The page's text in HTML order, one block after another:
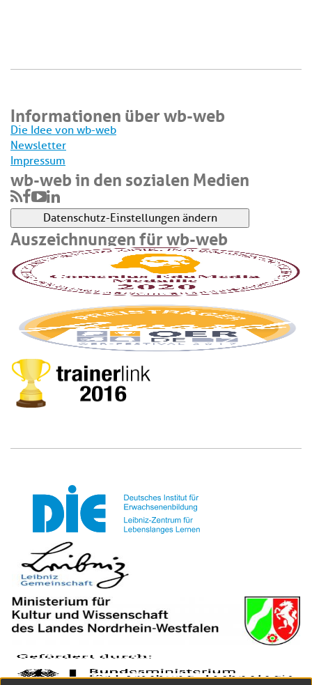
Informationen über wb-web
Die Idee von wb-web
Newsletter
Impressum
wb-web in den sozialen Medien
Datenschutz-Einstellungen ändern
Auszeichnungen für wb-web